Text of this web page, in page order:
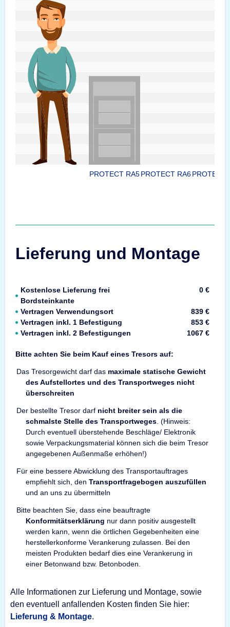
PROTECT RA5 PROTECT RA6 PROTECT
Lieferung und Montage
Kostenlose Lieferung frei
Bordsteinkante
0 €
Vertragen Verwendungsort
839 €
Vertragen inkl. 1 Befestigung
853 €
Vertragen inkl. 2 Befestigungen
1067 €
Bitte achten Sie beim Kauf eines Tresors auf:
Das Tresorgewicht darf das maximale statische Gewicht
des Aufstellortes und des Transportweges nicht
überschreiten
Der bestellte Tresor darf nicht breiter sein als die
schmalste Stelle des Transportweges . (Hinweis:
Durch eventuell überstehende Beschläge/ Elektronik
sowie Verpackungsmaterial können sich die beim Tresor
angegebenen Außenmaße erhöhen!)
Für eine bessere Abwicklung des Transportauftrages
empfiehlt sich, den Transportfragebogen auszufüllen
und an uns zu übermitteln
Bitte beachten Sie, dass eine beauftragte
Konformitätserklärung nur dann positiv ausgestellt
werden kann, wenn die örtlichen Gegebenheiten eine
herstellerkonforme Verankerung zulassen. Bei den
meisten Produkten bedarf dies eine Verankerung in
einer Betonwand bzw. Betonboden.
Alle Informationen zur Lieferung und Montage, sowie
den eventuell anfallenden Kosten finden Sie hier:
Lieferung & Montage.